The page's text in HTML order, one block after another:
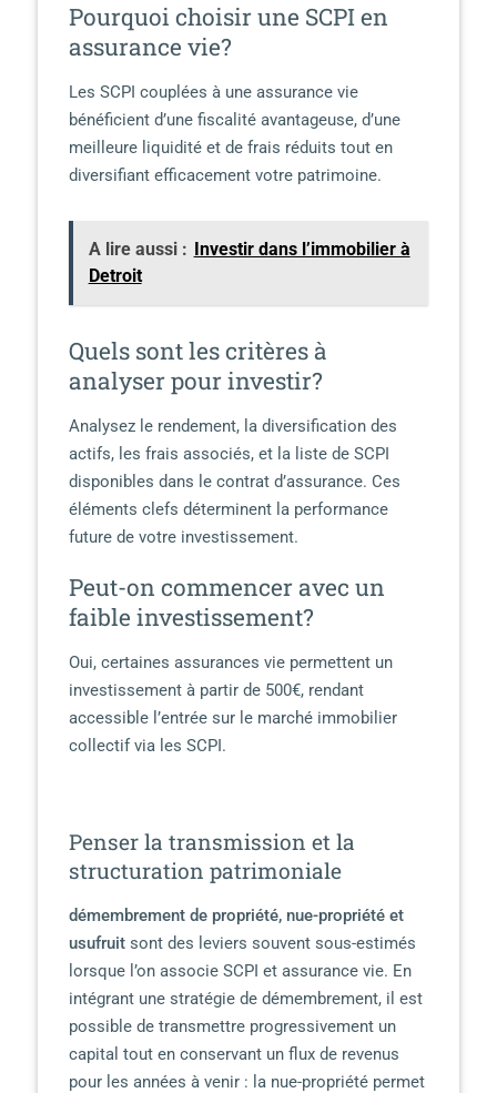
Pourquoi choisir une SCPI en
assurance vie?
Les SCPI couplées à une assurance vie
bénéficient d’une fiscalité avantageuse, d’une
meilleure liquidité et de frais réduits tout en
diversifiant efficacement votre patrimoine.
A lire aussi :
Investir dans l’immobilier à
Detroit
Quels sont les critères à
analyser pour investir?
Analysez le rendement, la diversification des
actifs, les frais associés, et la liste de SCPI
disponibles dans le contrat d’assurance. Ces
éléments clefs déterminent la performance
future de votre investissement.
Peut-on commencer avec un
faible investissement?
Oui, certaines assurances vie permettent un
investissement à partir de 500€, rendant
accessible l’entrée sur le marché immobilier
collectif via les SCPI.
Penser la transmission et la
structuration patrimoniale
démembrement de propriété, nue-propriété et
usufruitsont des leviers souvent sous-estimés
lorsque l’on associe SCPI et assurance vie. En
intégrant une stratégie de démembrement, il est
possible de transmettre progressivement un
capital tout en conservant un flux de revenus
pour les années à venir : la nue-propriété permet